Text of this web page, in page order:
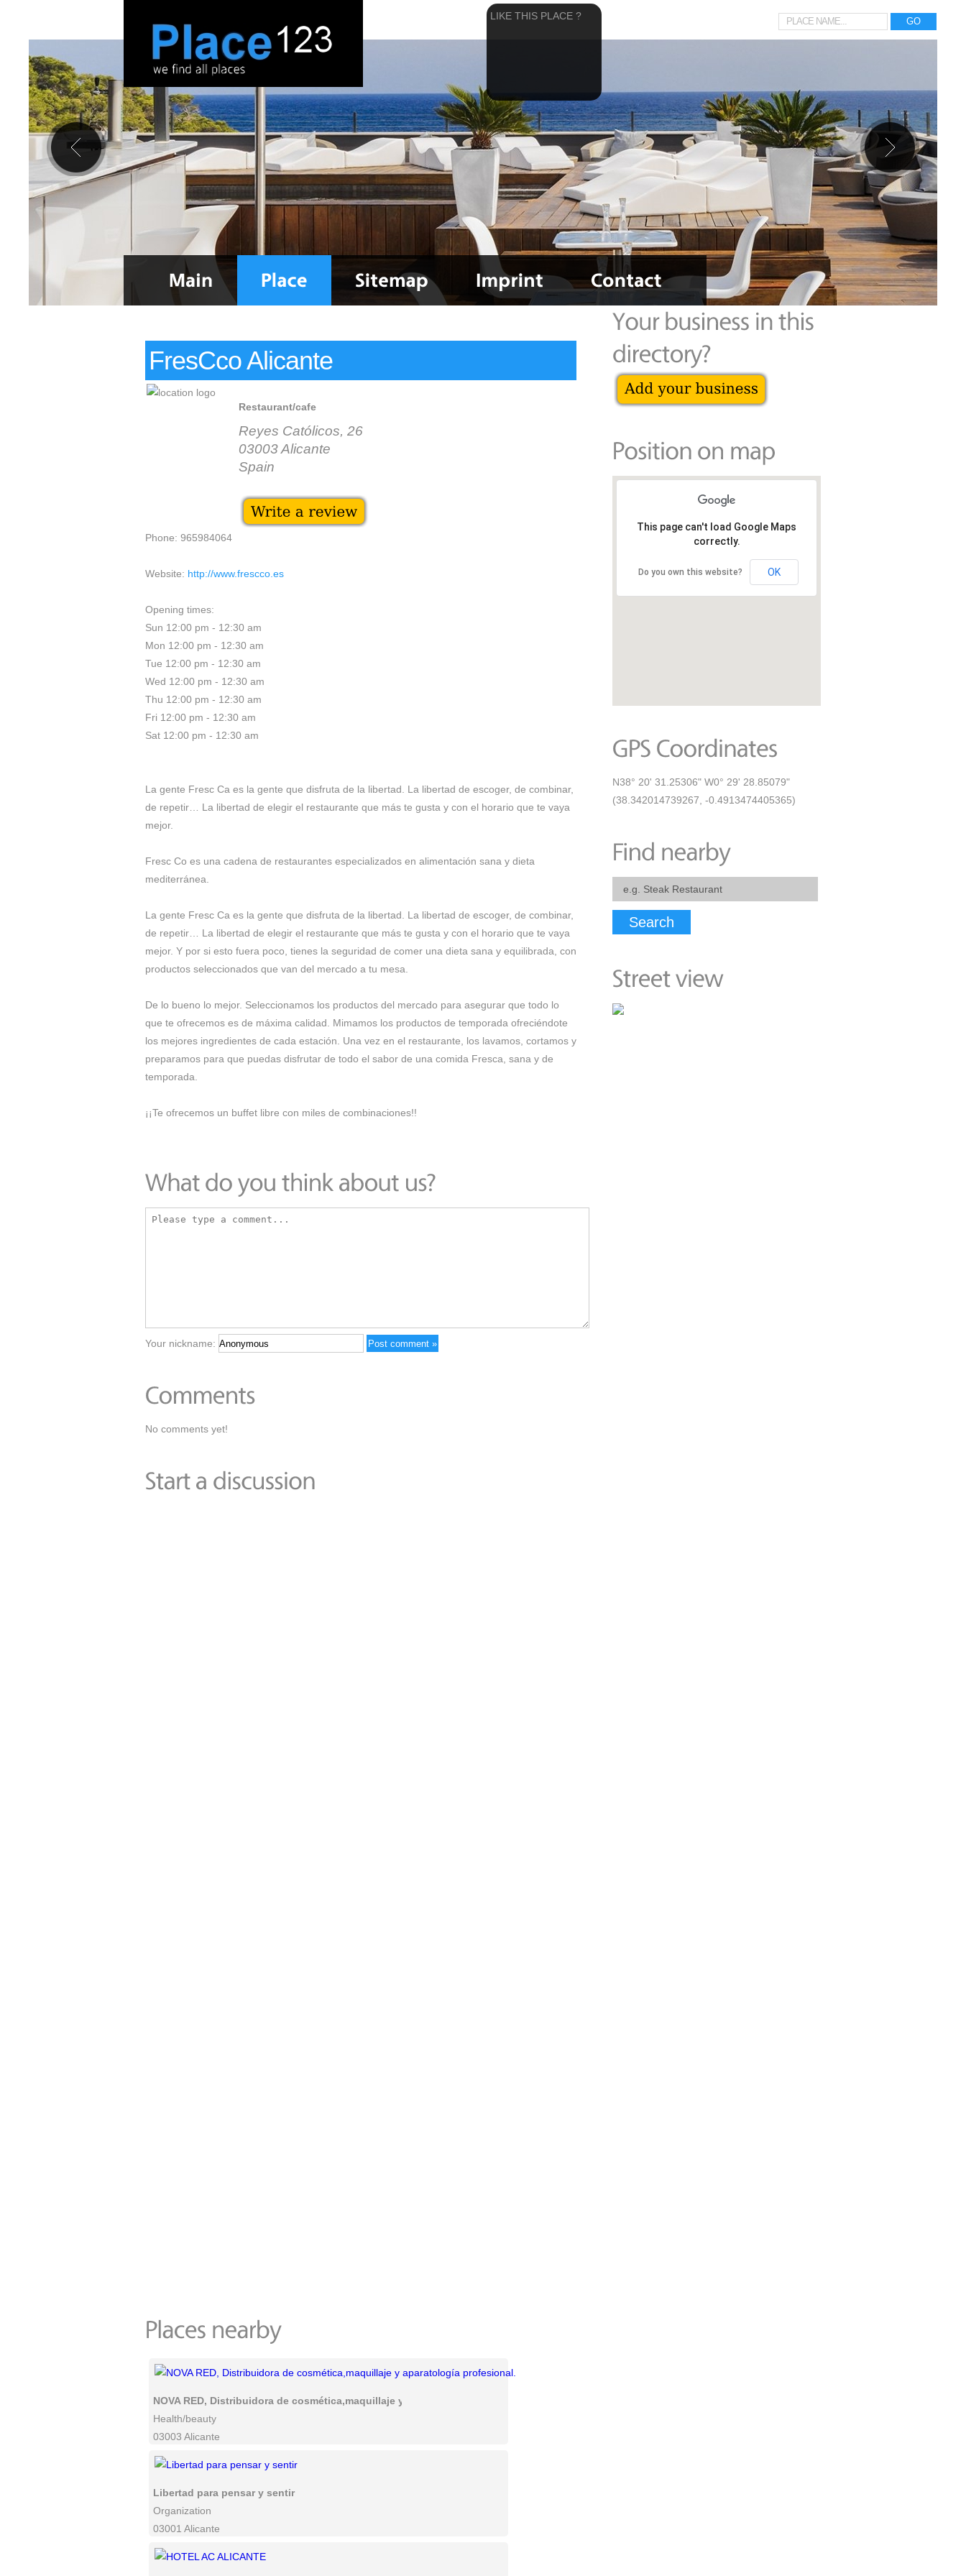
FresCco Alicante
Restaurant/cafe
Reyes Católicos, 26
03003 Alicante
Spain
Phone: 965984064
Website: http://www.frescco.es
Opening times:
Sun 12:00 pm - 12:30 am
Mon 12:00 pm - 12:30 am
Tue 12:00 pm - 12:30 am
Wed 12:00 pm - 12:30 am
Thu 12:00 pm - 12:30 am
Fri 12:00 pm - 12:30 am
Sat 12:00 pm - 12:30 am
La gente Fresc Ca es la gente que disfruta de la libertad. La libertad de escoger, de combinar,
de repetir… La libertad de elegir el restaurante que más te gusta y con el horario que te vaya
mejor.
Fresc Co es una cadena de restaurantes especializados en alimentación sana y dieta
mediterránea.
La gente Fresc Ca es la gente que disfruta de la libertad. La libertad de escoger, de combinar,
de repetir… La libertad de elegir el restaurante que más te gusta y con el horario que te vaya
mejor. Y por si esto fuera poco, tienes la seguridad de comer una dieta sana y equilibrada, con
productos seleccionados que van del mercado a tu mesa.
De lo bueno lo mejor. Seleccionamos los productos del mercado para asegurar que todo lo
que te ofrecemos es de máxima calidad. Mimamos los productos de temporada ofreciéndote
los mejores ingredientes de cada estación. Una vez en el restaurante, los lavamos, cortamos y
preparamos para que puedas disfrutar de todo el sabor de una comida Fresca, sana y de
temporada.
¡¡Te ofrecemos un buffet libre con miles de combinaciones!!
Your nickname:
No comments yet!
NOVA RED, Distribuidora de cosmética,maquillaje y aparatología profesional.
Health/beauty
03003 Alicante
Libertad para pensar y sentir
Organization
03001 Alicante
This page can't load Google Maps
correctly.
Do you own this website? OK
N38° 20' 31.25306" W0° 29' 28.85079"
(38.342014739267, -0.4913474405365)
Search
LIKE THIS PLACE ?